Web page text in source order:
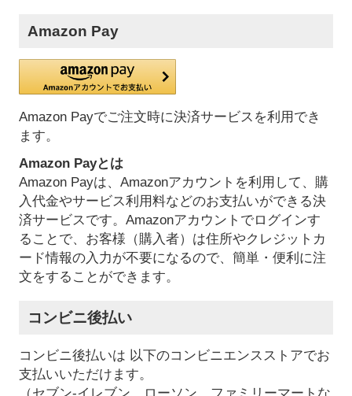
Amazon Pay
Amazon Payでご注文時に決済サービスを利用でき
ます。
Amazon Payとは
Amazon Payは、Amazonアカウントを利用して、購
入代金やサービス利用料などのお支払いができる決
済サービスです。Amazonアカウントでログインす
ることで、お客様（購入者）は住所やクレジットカ
ード情報の入力が不要になるので、簡単・便利に注
文をすることができます。
コンビニ後払い
コンビニ後払いは 以下のコンビニエンスストアでお
支払いいただけます。
（セブン-イレブン、ローソン、ファミリーマートな